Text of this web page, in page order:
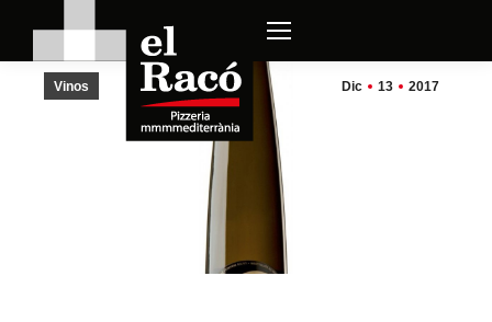
Dic 13 2017
Vinos